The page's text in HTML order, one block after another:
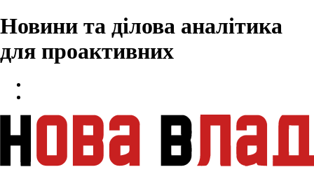
Новини та ділова аналітика
для проактивних